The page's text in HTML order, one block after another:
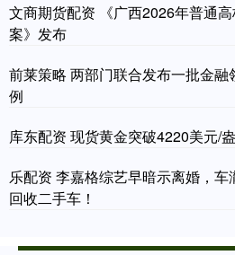
文商期货配资 《广西2026年普通
案》发布
前莱策略 两部门联合发布一批金
例
库东配资 现货黄金突破4220美元/
乐配资 李嘉格综艺早暗示离婚，车
回收二手车！